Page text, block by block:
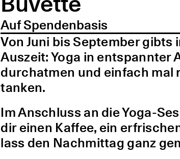
Auf Spendenbasis
Von Juni bis September
Auszeit: Yoga in entspannter
durchatmen und einfach mal
tanken.
Im Anschluss an die Yoga-
dir einen Kaffee, ein
lass den Nachmittag ganz